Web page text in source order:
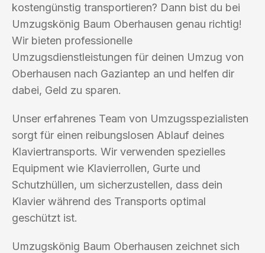
kostengünstig transportieren? Dann bist du bei
Umzugskönig Baum Oberhausen genau richtig!
Wir bieten professionelle
Umzugsdienstleistungen für deinen Umzug von
Oberhausen nach Gaziantep an und helfen dir
dabei, Geld zu sparen.
Unser erfahrenes Team von Umzugsspezialisten
sorgt für einen reibungslosen Ablauf deines
Klaviertransports. Wir verwenden spezielles
Equipment wie Klavierrollen, Gurte und
Schutzhüllen, um sicherzustellen, dass dein
Klavier während des Transports optimal
geschützt ist.
Umzugskönig Baum Oberhausen zeichnet sich